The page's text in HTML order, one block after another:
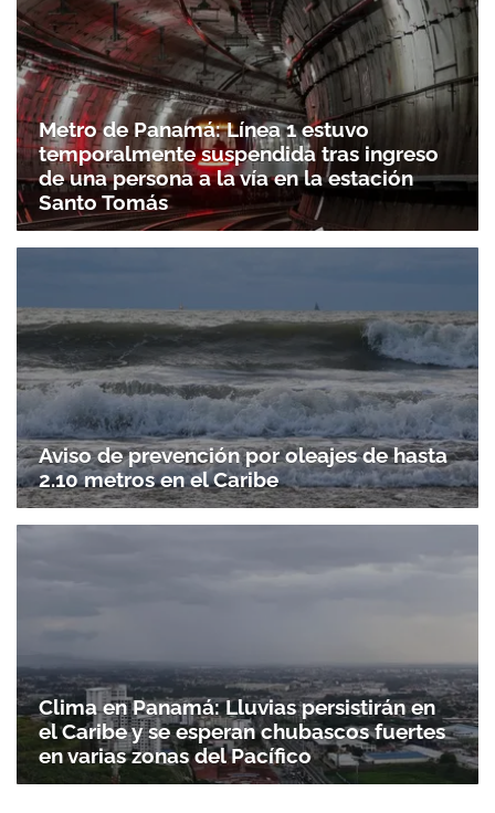
Metro de Panamá: Línea 1 estuvo
temporalmente suspendida tras ingreso
de una persona a la vía en la estación
Santo Tomás
Aviso de prevención por oleajes de hasta
2.10 metros en el Caribe
Clima en Panamá: Lluvias persistirán en
el Caribe y se esperan chubascos fuertes
en varias zonas del Pacífico